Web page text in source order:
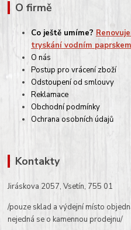
O firmě
Co ještě umíme?
tryskání vodním paprskem
O nás
Postup pro vrácení zboží
Odstoupení od smlouvy
Reklamace
Obchodní podmínky
Ochrana osobních údajů
Kontakty
Jiráskova 2057, Vsetín, 755 01
/pouze sklad a výdejní místo
nejedná se o kamennou prodejnu/